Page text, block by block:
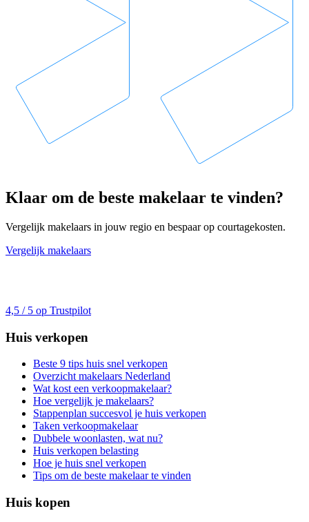
Klaar om de beste makelaar te vinden?
Vergelijk makelaars in jouw regio en bespaar op courtagekosten.
Vergelijk makelaars
4,5 / 5 op Trustpilot
Huis verkopen
Beste 9 tips huis snel verkopen
Overzicht makelaars Nederland
Wat kost een verkoopmakelaar?
Hoe vergelijk je makelaars?
Stappenplan succesvol je huis verkopen
Taken verkoopmakelaar
Dubbele woonlasten, wat nu?
Huis verkopen belasting
Hoe je huis snel verkopen
Tips om de beste makelaar te vinden
Huis kopen